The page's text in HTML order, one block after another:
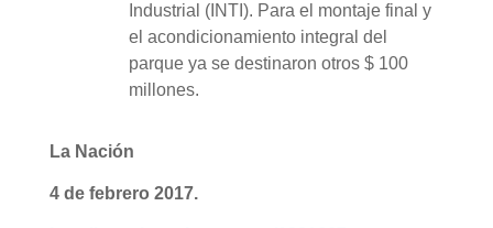
Industrial (INTI). Para el montaje final y
el acondicionamiento integral del
parque ya se destinaron otros $ 100
millones.
La Nación
4 de febrero 2017.